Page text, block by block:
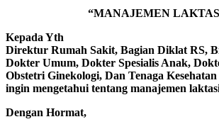
“MANAJEMEN
Kepada Yth
Direktur Rumah Sakit, Bagian Diklat RS,
Dokter Umum, Dokter Spesialis Anak,
Obstetri Ginekologi, Dan Tenaga
ingin mengetahui tentang manajemen
Dengan Hormat,